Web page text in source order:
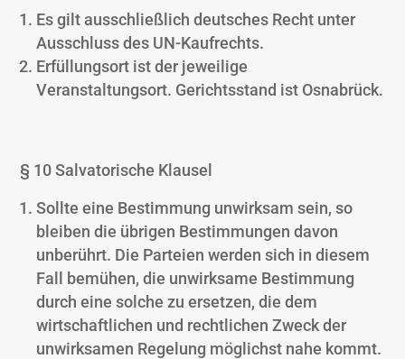
Es gilt ausschließlich deutsches Recht unter
Ausschluss des UN-Kaufrechts.
Erfüllungsort ist der jeweilige
Veranstaltungsort. Gerichtsstand ist Osnabrück.
§ 10 Salvatorische Klausel
Sollte eine Bestimmung unwirksam sein, so
bleiben die übrigen Bestimmungen davon
unberührt. Die Parteien werden sich in diesem
Fall bemühen, die unwirksame Bestimmung
durch eine solche zu ersetzen, die dem
wirtschaftlichen und rechtlichen Zweck der
unwirksamen Regelung möglichst nahe kommt.